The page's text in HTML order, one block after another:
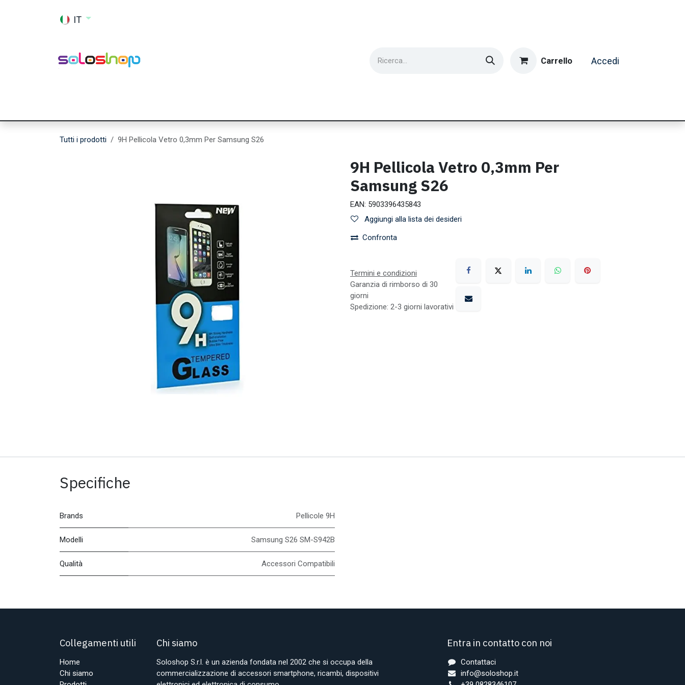
IT
Carrello Accedi
Tutti i prodotti 9H Pellicola Vetro 0,3mm Per Samsung S26
9H Pellicola Vetro 0,3mm Per
Samsung S26
EAN: 5903396435843
Aggiungi alla lista dei desideri
Confronta
Termini e condizioni
Garanzia di rimborso di 30
giorni
Spedizione: 2-3 giorni lavorativi
Specifiche
Brands Pellicole 9H
Modelli Samsung S26 SM-S942B
Qualità Accessori Compatibili
Collegamenti utili
Home
Chi siamo
Chi siamo
Soloshop S.r.l. è un azienda fondata nel 2002 che si occupa della
commercializzazione di accessori smartphone, ricambi, dispositivi
Entra in contatto con noi
Contattaci
info@soloshop.it